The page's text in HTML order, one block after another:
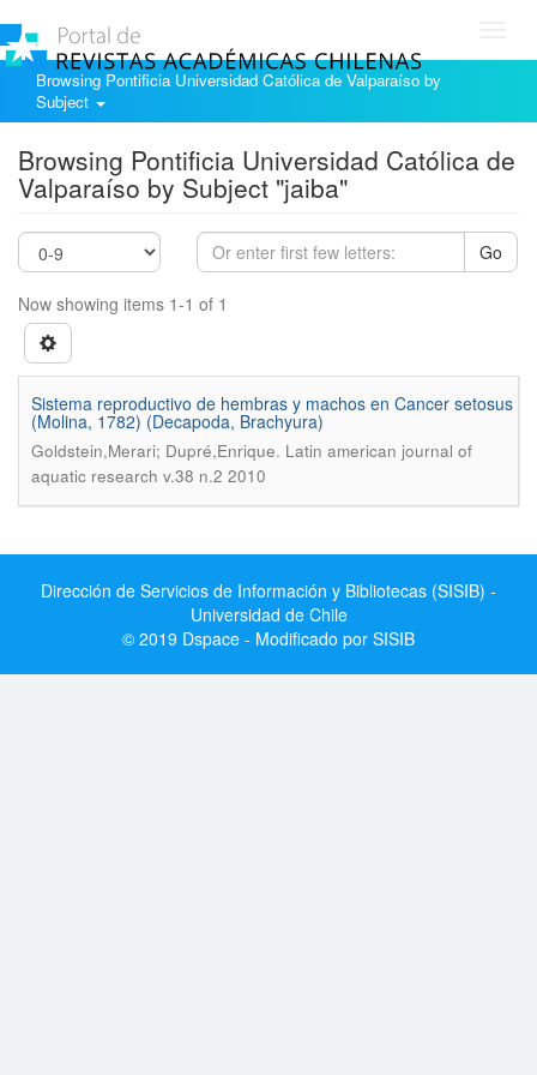
Browsing Pontificia Universidad Católica de Valparaíso by
Subject
Browsing Pontificia Universidad Católica de
Valparaíso by Subject "jaiba"
Go
Now showing items 1-1 of 1
Sistema reproductivo de hembras y machos en Cancer setosus
(Molina, 1782) (Decapoda, Brachyura)
Goldstein,Merari; Dupré,Enrique. Latin american journal of
aquatic research v.38 n.2 2010
Dirección de Servicios de Información y Bibliotecas (SISIB) -
Universidad de Chile
© 2019 Dspace - Modificado por SISIB